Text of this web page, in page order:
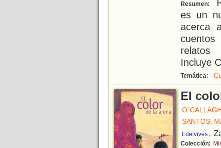
Resumen:
es un
acerca
relatos
Incluye
Temática:
El
SANTOS,
Edelvives ,
Colección: